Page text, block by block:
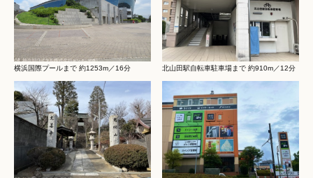
横浜国際プールまで 約1253m／16分 北山田駅自転車駐車場まで 約910m／12分